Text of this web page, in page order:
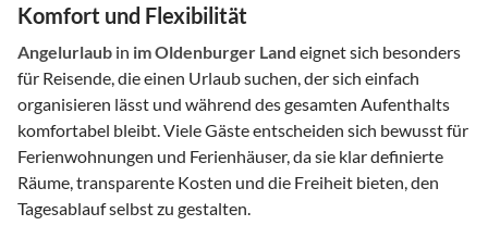
Komfort und Flexibilität
Angelurlaub in im Oldenburger Land eignet sich besonders
für Reisende, die einen Urlaub suchen, der sich einfach
organisieren lässt und während des gesamten Aufenthalts
komfortabel bleibt. Viele Gäste entscheiden sich bewusst für
Ferienwohnungen und Ferienhäuser, da sie klar definierte
Räume, transparente Kosten und die Freiheit bieten, den
Tagesablauf selbst zu gestalten.